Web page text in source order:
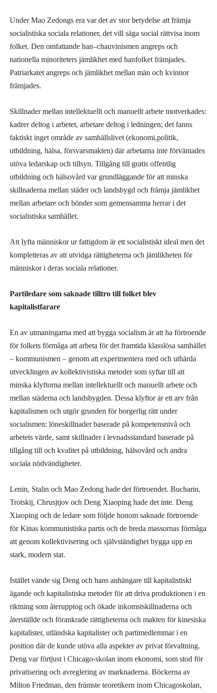
Under Mao Zedongs era var det av stor betydelse att främja
socialistiska sociala relationer, det vill säga social rättvisa inom
folket. Den omfattande han–chauvinismen angreps och
nationella minoriteters jämlikhet med hanfolket främjades.
Patriarkatet angreps och jämlikhet mellan män och kvinnor
främjades.
Skillnader mellan intellektuellt och manuellt arbete motverkades:
kadrer deltog i arbetet, arbetare deltog i ledningen; det fanns
faktiskt inget område av samhällslivet (ekonomi,politik,
utbildning, hälsa, försvarsmakten) där arbetarna inte förväntades
utöva ledarskap och tillsyn. Tillgång till gratis offentlig
utbildning och hälsovård var grundläggande för att minska
skillnaderna mellan städer och landsbygd och främja jämlikhet
mellan arbetare och bönder som gemensamma herrar i det
socialistiska samhället.
Att lyfta människor ur fattigdom är ett socialistiskt ideal men det
kompletteras av att utvidga rättigheterna och jämlikheten för
människor i deras sociala relationer.
Partiledare som saknade tilltro till folket blev
kapitalistfarare
En av utmaningarna med att bygga socialism är att ha förtroende
för folkets förmåga att arbeta för det framtida klasslösa samhället
– kommunismen – genom att experimentera med och uthärda
utvecklingen av kollektivistiska metoder som syftar till att
minska klyftorna mellan intellektuellt och manuellt arbete och
mellan städerna och landsbygden. Dessa klyftor är ett arv från
kapitalismen och utgör grunden för borgerlig rätt under
socialismen: löneskillnader baserade på kompetensnivå och
arbetets värde, samt skillnader i levnadsstandard baserade på
tillgång till och kvalitet på utbildning, hälsovård och andra
sociala nödvändigheter.
Lenin, Stalin och Mao Zedong hade det förtroendet. Bucharin,
Trotskij, Chrusjtjov och Deng Xiaoping hade det inte. Deng
Xiaoping och de ledare som följde honom saknade förtroende
för Kinas kommunistiska partis och de breda massornas förmåga
att genom kollektivisering och självständighet bygga upp en
stark, modern stat.
Istället vände sig Deng och hans anhängare till kapitalistiskt
ägande och kapitalistiska metoder för att driva produktionen i en
riktning som återupptog och ökade inkomstskillnaderna och
återställde och förankrade rättigheterna och makten för kinesiska
kapitalister, utländska kapitalister och partimedlemmar i en
position där de kunde utöva alla aspekter av privat förvaltning.
Deng var förtjust i Chicago-skolan inom ekonomi, som stod för
privatisering och avreglering av marknaderna. Böckerna av
Milton Friedman, den främste teoretikern inom Chicagoskolan,